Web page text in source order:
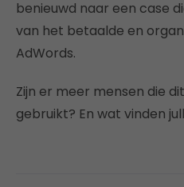
benieuwd naar een case
van het betaalde en
AdWords.
Zijn er meer mensen die
gebruikt? En wat vinden